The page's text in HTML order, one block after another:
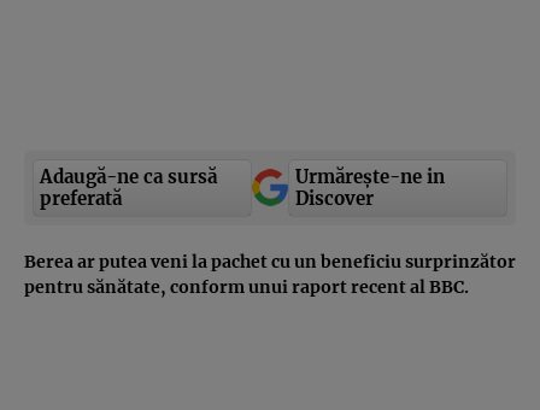
Adaugă-ne ca sursă
preferată
Urmărește-ne in
Discover
Berea ar putea veni la pachet cu un beneficiu surprinzător
pentru sănătate, conform unui raport recent al BBC.